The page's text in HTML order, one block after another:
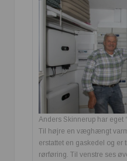
Anders Skinnerup har eget
Til højre en væghængt
erstattet en gaskedel og er
rørføring. Til venstre ses